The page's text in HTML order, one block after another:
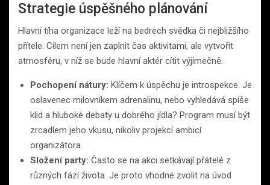
Strategie úspěšného plánování
Hlavní tíha organizace leží na bedrech svědka či nejbližšího
přítele. Cílem není jen zaplnit čas aktivitami, ale vytvořit
atmosféru, v níž se bude hlavní aktér cítit výjimečně.
Pochopení nátury: Klíčem k úspěchu je introspekce. Je
oslavenec milovníkem adrenalinu, nebo vyhledává spíše
klid a hluboké debaty u dobrého jídla? Program musí být
zrcadlem jeho vkusu, nikoliv projekcí ambicí
organizátora.
Složení party: Často se na akci setkávají přátelé z
různých fází života. Je proto vhodné zvolit na úvod